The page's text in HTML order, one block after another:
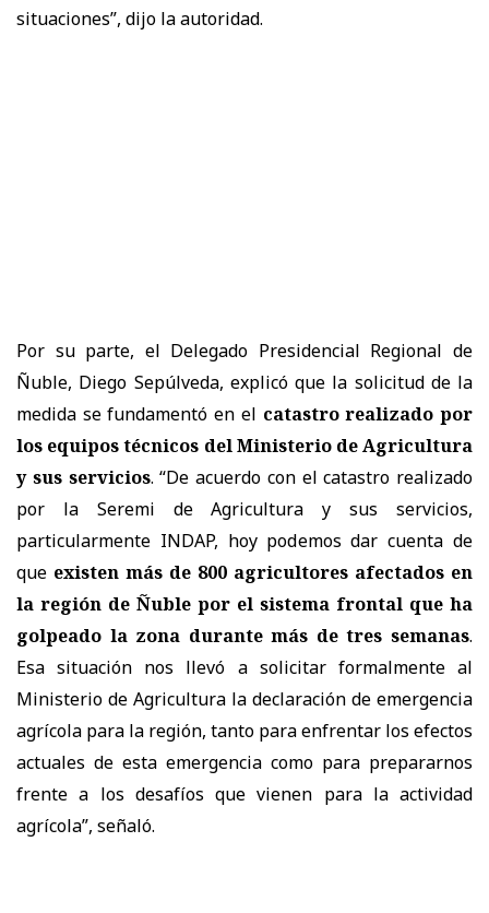
situaciones”, dijo la autoridad.
Por su parte, el Delegado Presidencial Regional de
Ñuble, Diego Sepúlveda, explicó que la solicitud de la
medida se fundamentó en el catastro realizado por
los equipos técnicos del Ministerio de Agricultura
y sus servicios. “De acuerdo con el catastro realizado
por la Seremi de Agricultura y sus servicios,
particularmente INDAP, hoy podemos dar cuenta de
que existen más de 800 agricultores afectados en
la región de Ñuble por el sistema frontal que ha
golpeado la zona durante más de tres semanas.
Esa situación nos llevó a solicitar formalmente al
Ministerio de Agricultura la declaración de emergencia
agrícola para la región, tanto para enfrentar los efectos
actuales de esta emergencia como para prepararnos
frente a los desafíos que vienen para la actividad
agrícola”, señaló.